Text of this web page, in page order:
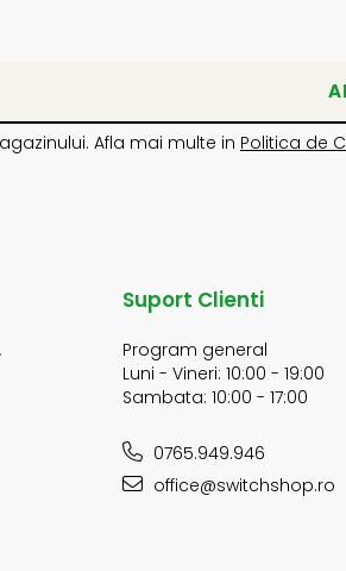
Afla mai multe in Politica de
Suport Clienti
Program general
Luni - Vineri: 10:00 - 19:00
Sambata: 10:00 - 17:00
0765.949.946
office@switchshop.ro